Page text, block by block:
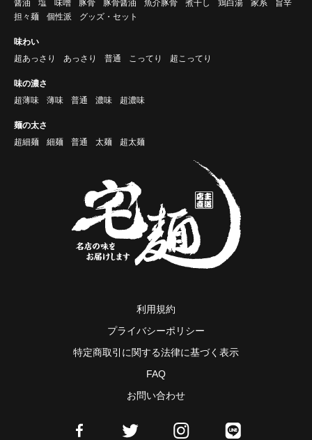
醤油
塩 味噌 豚骨 豚骨醤油 魚介豚骨 煮干し 鶏白湯 家系
旨辛
担々麺
個性派 グッズ・セット
味わい
超あっさり
あっさり 普通 こってり 超こってり
味の濃さ
超薄味
薄味 普通 濃味 超濃味
麺の太さ
超細麺
細麺 普通 太麺 超太麺
利用規約
プライバシーポリシー
特定商取引に関する法律に基づく表示
FAQ
お問い合わせ